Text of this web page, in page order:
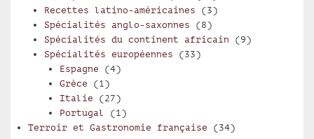
Recettes latino-américaines (3)
Spécialités anglo-saxonnes (8)
Spécialités du continent africain (9)
Spécialités européennes (33)
Espagne (4)
Grèce (1)
Italie (27)
Portugal
(1)
Terroir et Gastronomie française (34)